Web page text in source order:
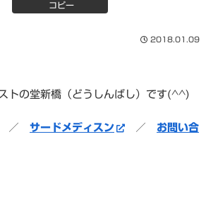
コピー
2018.01.09
トの堂新橋（どうしんばし）です(^^)
／ サードメディスン ／ お問い合